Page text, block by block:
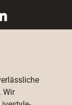
Artikel
deine
Wir